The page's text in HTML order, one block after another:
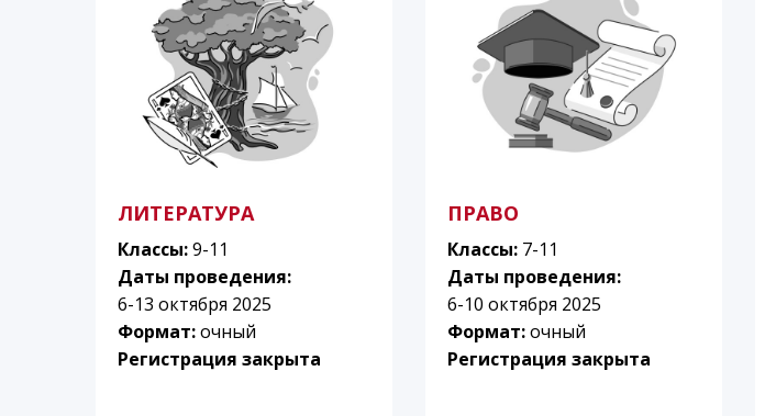
ЛИТЕРАТУРА
Классы:9-11
Даты проведения:
6-13 октября 2025
Формат:очный
Регистрация закрыта
ПРАВО
Классы: 7-11
Даты проведения:
6-10 октября 2025
Формат:очный
Регистрация закрыта